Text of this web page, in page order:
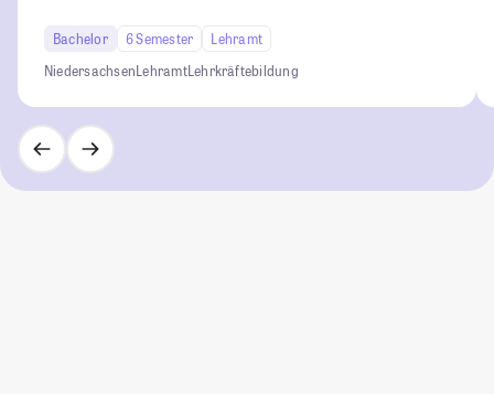
Bachelor 6 Semester
Lehramt
NiedersachsenLehramtLehrkräftebildung